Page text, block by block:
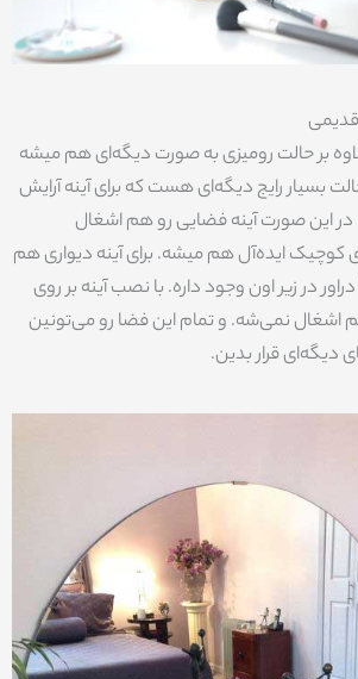
قدیمی
بر حالت رومیزی به صورت‌ دیگه‌ای هم میشه
بسیار رایج دیگه‌ای هست که برای آینه آرایش
در این صورت آینه فضایی رو هم اشغال
کوچیک ایده‌آل هم میشه. برای آینه دیواری هم
در زیر اون وجود داره. با نصب آینه بر روی
اشغال نمی‌شه. و تمام این فضا رو می‌تونین
دیگه‌ای قرار بدین.